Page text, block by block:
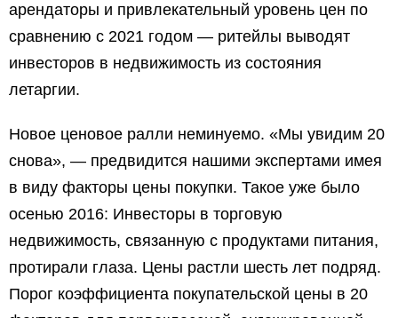
арендаторы и привлекательный уровень цен по
сравнению с 2021 годом — ритейлы выводят
инвесторов в недвижимость из состояния
летаргии.
Новое ценовое ралли неминуемо. «Мы увидим 20
снова», — предвидится нашими экспертами имея
в виду факторы цены покупки. Такое уже было
осенью 2016: Инвесторы в торговую
недвижимость, связанную с продуктами питания,
протирали глаза. Цены растли шесть лет подряд.
Порог коэффициента покупательской цены в 20